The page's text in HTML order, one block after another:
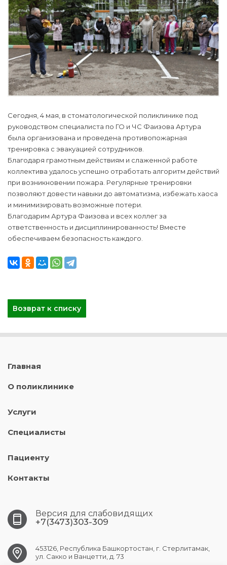
Сегодня, 4 мая, в стоматологической поликлинике под
руководством специалиста по ГО и ЧС Фаизова Артура
была организована и проведена противопожарная
тренировка с эвакуацией сотрудников.
Благодаря грамотным действиям и слаженной работе
коллектива удалось успешно отработать алгоритм действий
при возникновении пожара. Регулярные тренировки
позволяют довести навыки до автоматизма, избежать хаоса
и минимизировать возможные потери.
Благодарим Артура Фаизова и всех коллег за
ответственность и дисциплинированность! Вместе
обеспечиваем безопасность каждого.
Возврат к списку
Главная
О поликлинике
Услуги
Специалисты
Пациенту
Контакты
Версия для слабовидящих
+7(3473)303-309
453126, Республика Башкортостан, г. Стерлитамак,
ул. Сакко и Ванцетти, д. 73